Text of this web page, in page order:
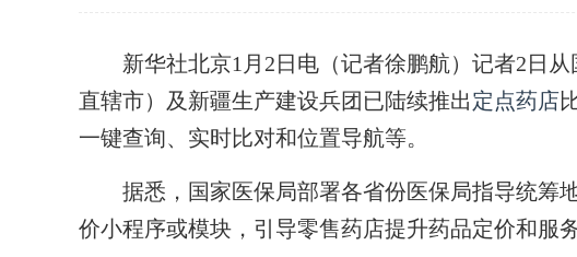
新华社北京1月2日电（记者徐鹏航）记者2日从
直辖市）及新疆生产建设兵团已陆续推出定点药店
一键查询、实时比对和位置导航等。
据悉，国家医保局部署各省份医保局指导统筹
价小程序或模块，引导零售药店提升药品定价和服